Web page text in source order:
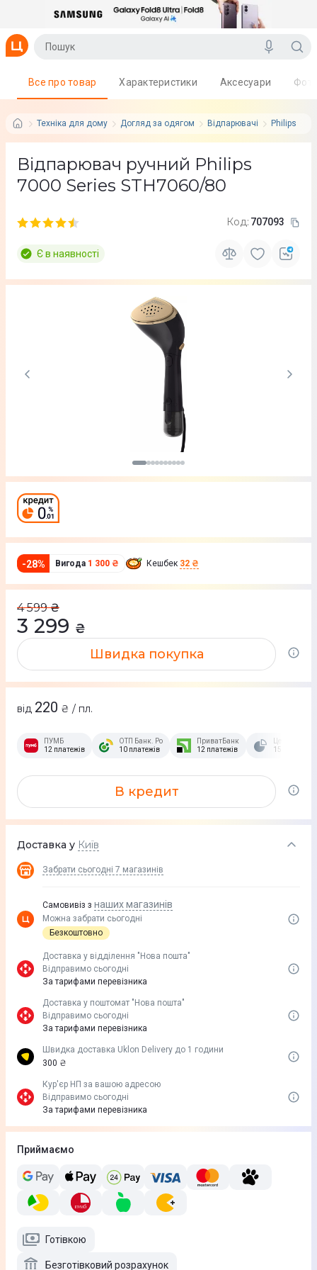
Техніка для дому Догляд за одягом Відпарювачі Philips
Все про товар Характеристики Аксесуари
Відпарювач ручний Philips
7000 Series STH7060/80
Код: 707093
Є в наявності
-28% Вигода 1 300 ₴ Кешбек 32 ₴
4 599 ₴
3 299 ₴
Швидка покупка
від 220 ₴ / пл.
ПУМБ
12 платежів
ОТП Банк. Розстрочка Скибочка.
10 платежів
ПриватБанк
12 платежів
15 платежів
В кредит
Доставка у Київ
Забрати сьогодні 7 магазинів
Самовивіз з наших магазинів
Можна забрати сьогодні
Безкоштовно
Доставка у вiддiлення "Нова пошта"
Відправимо сьогодні
За тарифами перевізника
Доставка у поштомат "Нова пошта"
Відправимо сьогодні
За тарифами перевізника
Швидка доставка Uklon Delivery до 1 години
300 ₴
Кур'єр НП за вашою адресою
Відправимо сьогодні
За тарифами перевізника
Приймаємо
Готівкою
Безготівковий розрахунок